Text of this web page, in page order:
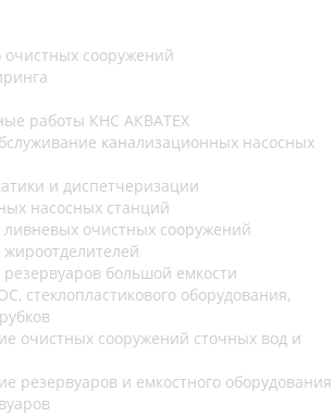
очистных сооружений
работы КНС АКВАТЕХ
канализационных насосных
и диспетчеризации
насосных станций
очистных сооружений
большой емкости
стеклопластикового оборудования,
очистных сооружений сточных вод и
резервуаров и емкостного оборудования